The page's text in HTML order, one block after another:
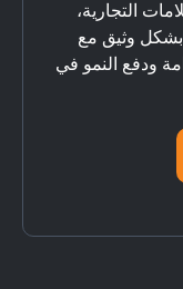
التجارية،
بشكل وثيق مع
ودفع النمو في